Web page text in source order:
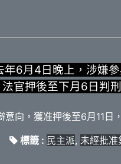
年6月4日晚上，涉嫌
官押後至下月6日判刑
意向，獲准押後至6月11日
標籤 : 民主派, 未經批准